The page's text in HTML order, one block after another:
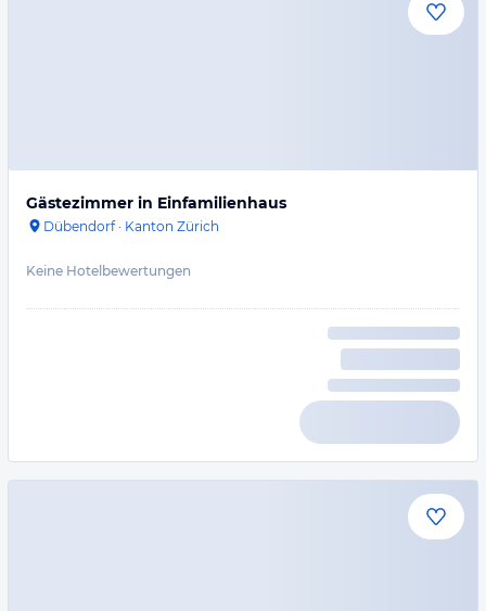
Gästezimmer in Einfamilienhaus
Dübendorf· Kanton Zürich
Keine Hotelbewertungen